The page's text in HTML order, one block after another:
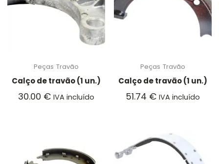
Peças Travão
Calço de travão (1 un.)
30.00 € IVA incluído
Peças Travão
Calço de travão (1 un.)
51.74 € IVA incluído